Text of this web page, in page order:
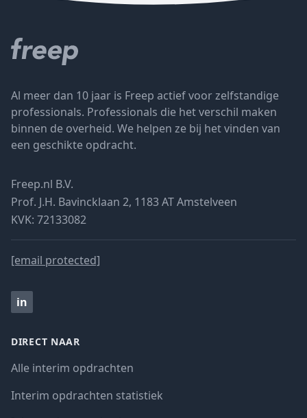
Al meer dan 10 jaar is Freep actief voor zelfstandige
professionals. Professionals die het verschil maken
binnen de overheid. We helpen ze bij het vinden van
een geschikte opdracht.
Freep.nl B.V.
Prof. J.H. Bavincklaan 2, 1183 AT Amstelveen
KVK: 72133082
[email protected]
in
DIRECT NAAR
Alle interim opdrachten
Interim opdrachten statistiek